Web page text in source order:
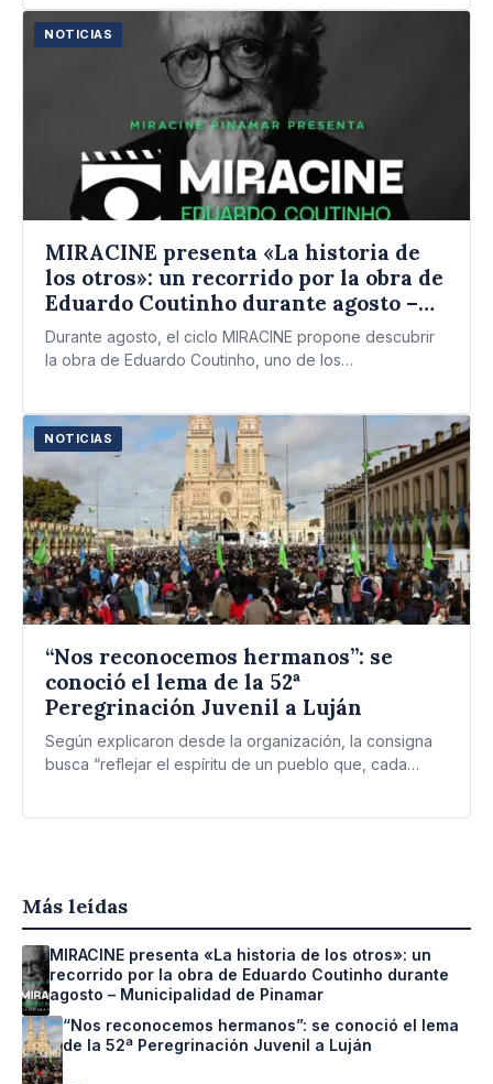
NOTICIAS
MIRACINE presenta «La historia de
los otros»: un recorrido por la obra de
Eduardo Coutinho durante agosto –
Municipalidad de Pinamar
Durante agosto, el ciclo MIRACINE propone descubrir
la obra de Eduardo Coutinho, uno de los
NOTICIAS
“Nos reconocemos hermanos”: se
conoció el lema de la 52ª
Peregrinación Juvenil a Luján
Según explicaron desde la organización, la consigna
busca “reflejar el espíritu de un pueblo que, cada
Más leídas
MIRACINE presenta «La historia de los otros»: un
recorrido por la obra de Eduardo Coutinho durante
agosto – Municipalidad de Pinamar
“Nos reconocemos hermanos”: se conoció el lema
de la 52ª Peregrinación Juvenil a Luján